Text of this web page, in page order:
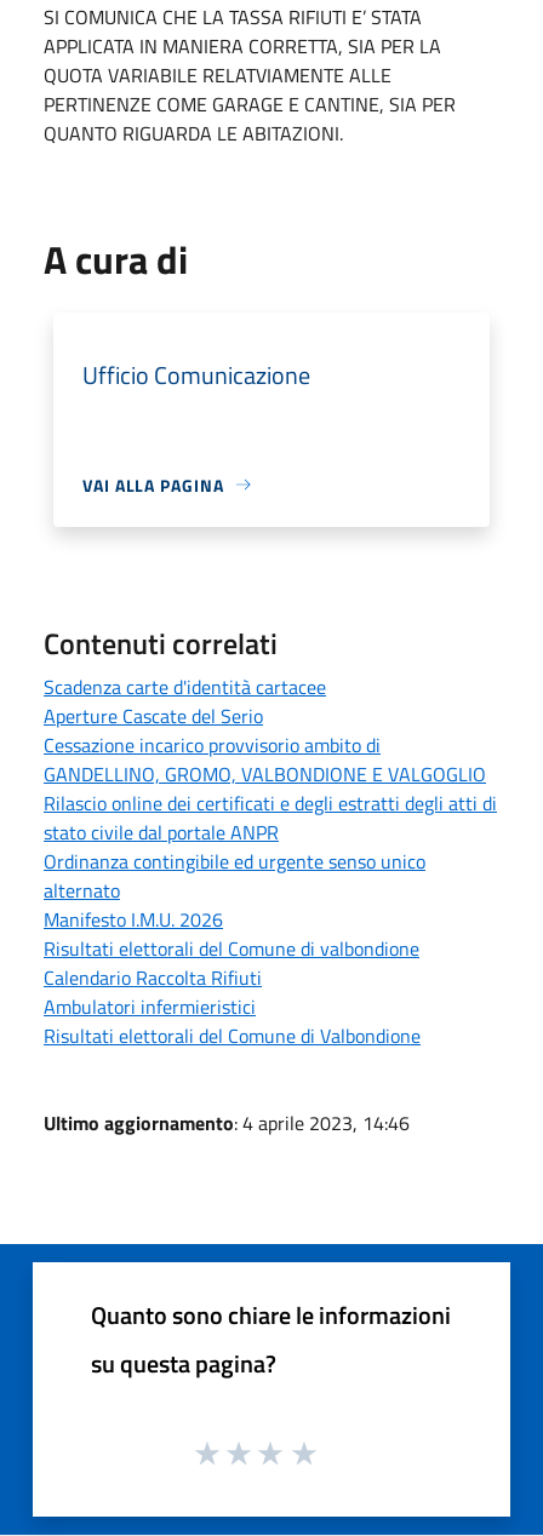
SI COMUNICA CHE LA TASSA RIFIUTI E’ STATA
APPLICATA IN MANIERA CORRETTA, SIA PER LA
QUOTA VARIABILE RELATVIAMENTE ALLE
PERTINENZE COME GARAGE E CANTINE, SIA PER
QUANTO RIGUARDA LE ABITAZIONI.
A cura di
Ufficio Comunicazione
VAI ALLA PAGINA
Contenuti correlati
Scadenza carte d'identità cartacee
Aperture Cascate del Serio
Cessazione incarico provvisorio ambito di
GANDELLINO, GROMO, VALBONDIONE E VALGOGLIO
Rilascio online dei certificati e degli estratti degli atti di
stato civile dal portale ANPR
Ordinanza contingibile ed urgente senso unico
alternato
Manifesto I.M.U. 2026
Risultati elettorali del Comune di valbondione
Calendario Raccolta Rifiuti
Ambulatori infermieristici
Risultati elettorali del Comune di Valbondione
Ultimo aggiornamento: 4 aprile 2023, 14:46
Quanto sono chiare le informazioni
su questa pagina?